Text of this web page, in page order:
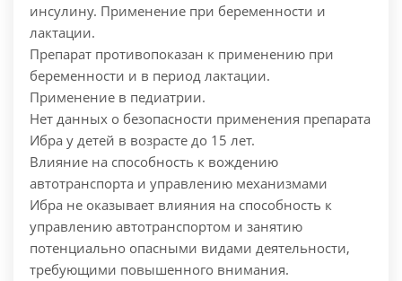
инсулину. Применение при беременности и
лактации.
Препарат противопоказан к применению при
беременности и в период лактации.
Применение в педиатрии.
Нет данных о безопасности применения препарата
Ибра у детей в возрасте до 15 лет.
Влияние на способность к вождению
автотранспорта и управлению механизмами
Ибра не оказывает влияния на способность к
управлению автотранспортом и занятию
потенциально опасными видами деятельности,
требующими повышенного внимания.